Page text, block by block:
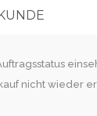
nicht wieder